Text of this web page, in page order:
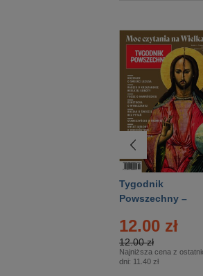
Tygodnik
Powszechny –
12.00 zł
12.00 zł
Najniższa cena z
dni: 11.40 zł